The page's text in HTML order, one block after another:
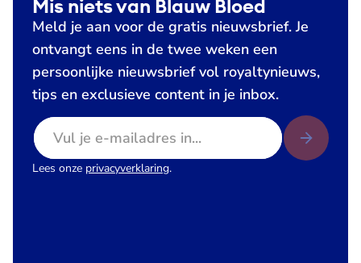
Mis niets van Blauw Bloed
Meld je aan voor de gratis nieuwsbrief. Je
ontvangt eens in de twee weken een
persoonlijke nieuwsbrief vol royaltynieuws,
tips en exclusieve content in je inbox.
E-mailadres
Lees onze privacyverklaring.